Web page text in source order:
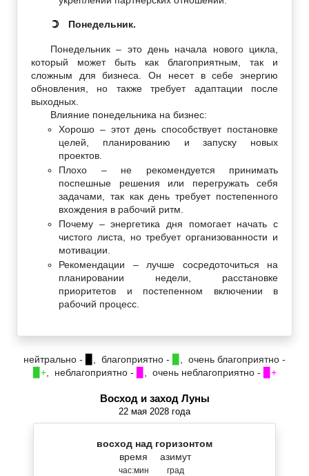
☽ Понедельник.
Понедельник – это день начала нового цикла,
который может быть как благоприятным, так и
сложным для бизнеса. Он несет в себе энергию
обновления, но также требует адаптации после
выходных.
Влияние понедельника на бизнес:
Хорошо – этот день способствует постановке
целей, планированию и запуску новых
проектов.
Плохо – не рекомендуется принимать
поспешные решения или перегружать себя
задачами, так как день требует постепенного
вхождения в рабочий ритм.
Почему – энергетика дня помогает начать с
чистого листа, но требует организованности и
мотивации.
Рекомендации – лучше сосредоточиться на
планировании недели, расстановке
приоритетов и постепенном включении в
рабочий процесс.
нейтрально - , благоприятно -
, очень благоприятно -
▉+, неблагоприятно - , очень неблагоприятно - ▉+
Восход и заход Луны
22 мая 2028 года
восход над горизонтом
время
час:мин
азимут
град